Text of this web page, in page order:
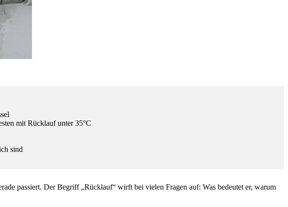
mit Rücklauf unter 35°C
sind
passiert. Der Begriff „Rücklauf“ wirft bei vielen Fragen auf: Was bedeutet er, warum